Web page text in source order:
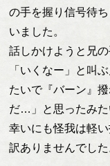
の手を握り信号待
いました。
話しかけようと兄
「いくなー」と叫
たいで『バーン』
だ…」と思ったみた
幸いにも怪我は軽
訳ありませんでした